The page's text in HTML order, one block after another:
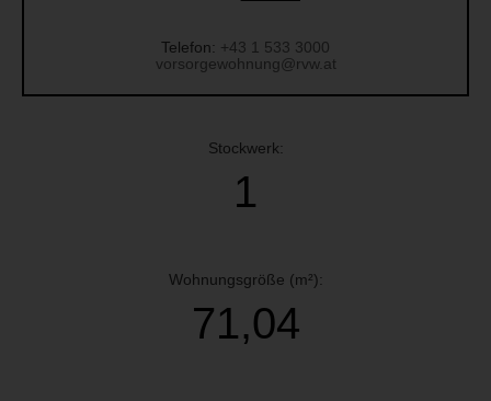
Telefon: +43 1 533 3000
vorsorgewohnung@rvw.at
Stockwerk:
1
Wohnungsgröße (m²):
71,04